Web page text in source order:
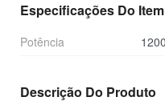
Especificações Do Item
Potência
Descrição Do Produto